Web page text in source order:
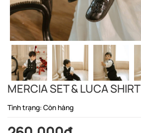
MERCIA SET & LUCA SHIRT
Tình trạng: Còn hàng